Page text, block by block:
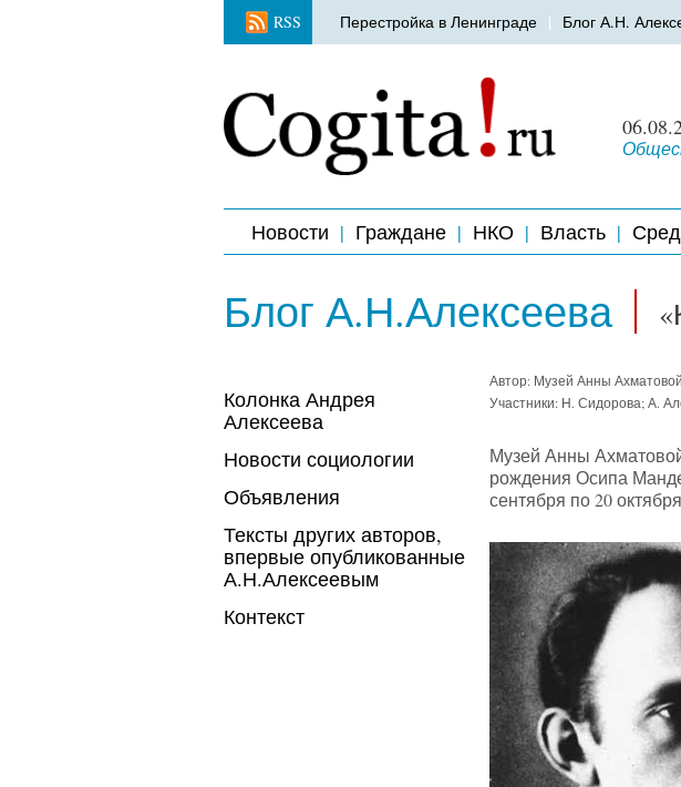
RSS Перестройка в Ленинграде Блог А.Н.
Новости Граждане НКО Власть
Блог А.Н.Алексеева
Колонка Андрея
Алексеева
Новости социологии
Объявления
Тексты других авторов,
впервые опубликованные
А.Н.Алексеевым
Контекст
Автор: Музей Анны
Участники: Н. Сидорова; А.
Музей Анны
рождения Осипа
сентября по 20